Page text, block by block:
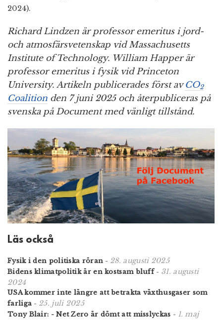
2024).
Richard Lindzen är professor emeritus i jord-
och atmosfärsvetenskap vid Massachusetts
Institute of Technology. William Happer är
professor emeritus i fysik vid Princeton
University. Artikeln publicerades först avCO2
Coalition den 7 juni 2025 och återpubliceras på
svenska på Document med vänligt tillstånd.
Läs också
Fysik i den politiska röran - 28. augusti 2025
Bidens klimatpolitik är en kostsam bluff- 31. augusti
2024
USA kommer inte längre att betrakta växthusgaser som
farliga - 25. juli 2025
Tony Blair: - Net Zero är dömt att misslyckas - 1. maj